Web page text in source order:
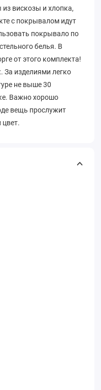
вискозы и хлопка,
с покрывалом идут
покрывало по
белья. В
от этого комплекта!
За изделиями легко
не выше 30
Важно хорошо
вещь прослужит
цвет.